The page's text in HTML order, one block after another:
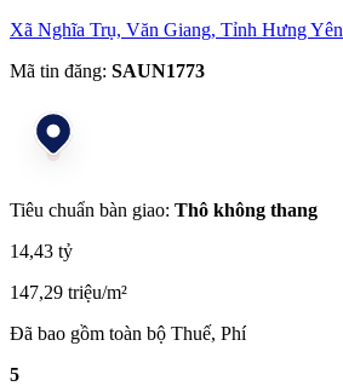
Xã Nghĩa Trụ, Văn Giang, Tỉnh Hưng Yên
Mã tin đăng: SAUN1773
Tiêu chuẩn bàn giao: Thô không thang
14,43 tỷ
147,29 triệu/m²
Đã bao gồm toàn bộ Thuế, Phí
5